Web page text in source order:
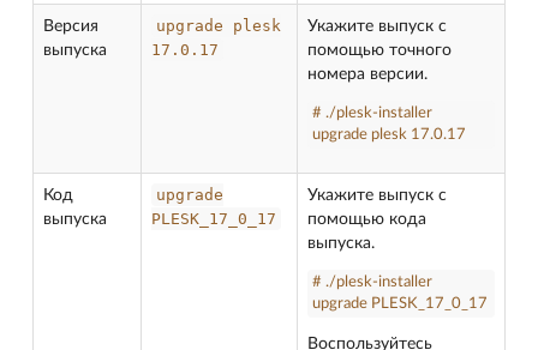
Версия
выпуска
upgrade
plesk
17.0.17
Укажите выпуск с
помощью точного
номера версии.
# ./plesk-installer
upgrade plesk 17.0.17
Код
выпуска
upgrade
PLESK_17_0_17
Укажите выпуск с
помощью кода
выпуска.
# ./plesk-installer
upgrade PLESK_17_0_17
Воспользуйтесь